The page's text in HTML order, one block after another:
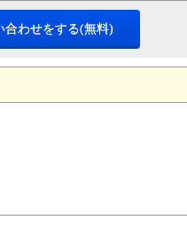
合わせをする(無料)